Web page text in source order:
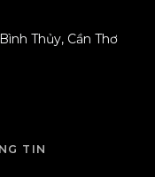
Thủy, Cần Thơ
TIN